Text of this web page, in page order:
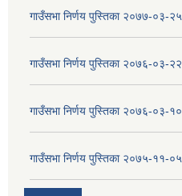
गाउँसभा निर्णय पुस्तिका २०७७-०३-२५
गाउँसभा निर्णय पुस्तिका २०७६-०३-२२
गाउँसभा निर्णय पुस्तिका २०७६-०३-१०
गाउँसभा निर्णय पुस्तिका २०७५-११-०५